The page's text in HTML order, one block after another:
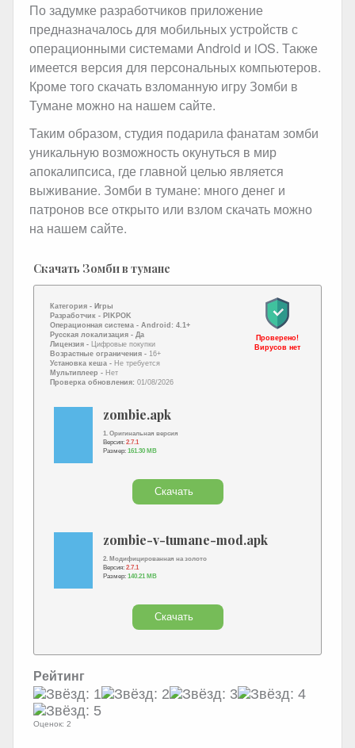
По задумке разработчиков приложение
предназначалось для мобильных устройств с
операционными системами Android и iOS. Также
имеется версия для персональных компьютеров.
Кроме того скачать взломанную игру Зомби в
Тумане можно на нашем сайте.
Таким образом, студия подарила фанатам зомби
уникальную возможность окунуться в мир
апокалипсиса, где главной целью является
выживание. Зомби в тумане: много денег и
патронов все открыто или взлом скачать можно
на нашем сайте.
Скачать Зомби в тумане
Категория - Игры
Разработчик - PIKPOK
Операционная система - Android: 4.1+
Русская локализация - Да
Лицензия - Цифровые покупки
Возрастные ограничения - 16+
Установка кеша - Не требуется
Мультиплеер - Нет
Проверка обновления: 01/08/2026
Проверено!
Вирусов нет
zombie.apk
1. Оригинальная версия
Версия: 2.7.1
Размер: 161.30 MB
Скачать
zombie-v-tumane-mod.apk
2. Модифицированная на золото
Версия: 2.7.1
Размер: 140.21 MB
Скачать
Рейтинг
Оценок: 2